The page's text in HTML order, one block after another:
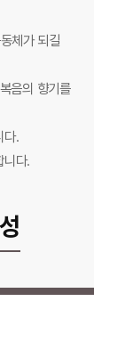
체가 되길
음의 향기를
다.